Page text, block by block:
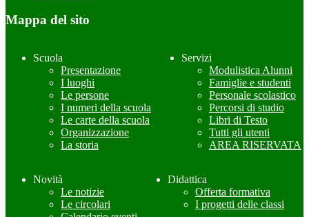
Mappa del sito
Scuola
Presentazione
I luoghi
Le persone
I numeri della scuola
Le carte della scuola
Organizzazione
La storia
Servizi
Modulistica Alunni
Famiglie e studenti
Personale scolastico
Percorsi di studio
Libri di Testo
Tutti gli utenti
AREA RISERVATA
Novità
Le notizie
Le circolari
Didattica
Offerta formativa
I progetti delle classi